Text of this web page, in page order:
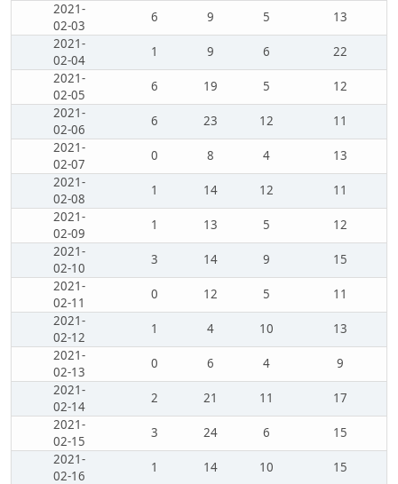
2021-
02-03
6 9 5
13
2021-
02-04
1 9 6
22
2021-
02-05
6 19 5
12
2021-
02-06
6 23 12
11
2021-
02-07
0 8 4
13
2021-
02-08
1 14 12
11
2021-
02-09
1 13 5
12
2021-
02-10
3 14 9
15
2021-
02-11
0 12 5
11
2021-
02-12
1 4 10
13
2021-
02-13
0 6 4
9
2021-
02-14
2 21 11
17
2021-
02-15
3 24 6
15
2021-
02-16
1 14 10
15